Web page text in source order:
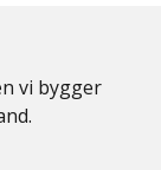
vi bygger